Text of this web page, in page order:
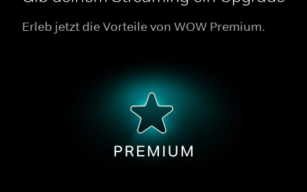
Erleb jetzt die Vorteile von WOW Premium.